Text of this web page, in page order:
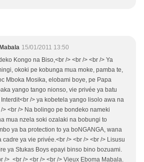
15/01/2011 13:50
Kongo na Biso,<br /> <br /> <br /> Ya
okoki pe kobunga mua moke, pamba te,
Mboka Mosika, elobami boye, pe Papa
yango tango nionso, vie privée ya batu
/> ya kobetela yango lisolo awa na
> <br /> Na bolingo pe bondeko nameki
mua nzela soki ozalaki na bobungi to
ya ba protection to ya boNGANGA, wana
cadre ya vie privée.<br /> <br /> <br /> Lisusu
ya Stukas Boys epayi binso bino bozuami.
/> <br /> <br /> <br /> Vieux Eboma Mabala.